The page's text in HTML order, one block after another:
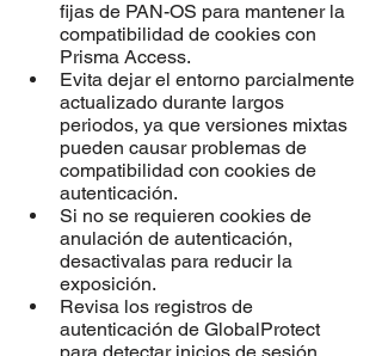
fijas de PAN-OS para mantener la
compatibilidad de cookies con
Prisma Access.
Evita dejar el entorno parcialmente
actualizado durante largos
periodos, ya que versiones mixtas
pueden causar problemas de
compatibilidad con cookies de
autenticación.
Si no se requieren cookies de
anulación de autenticación,
desactivalas para reducir la
exposición.
Revisa los registros de
autenticación de GlobalProtect